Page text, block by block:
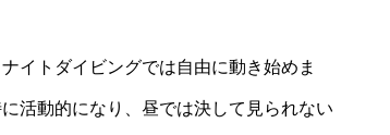
イトダイビングでは自由に動き始めま
活動的になり、昼では決して見られない